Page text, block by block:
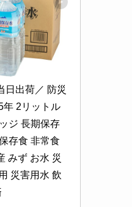
日出荷／ 防災
年 2リットル
ジ 長期保存
存食 非常食
みず お水 災
災害用水 飲